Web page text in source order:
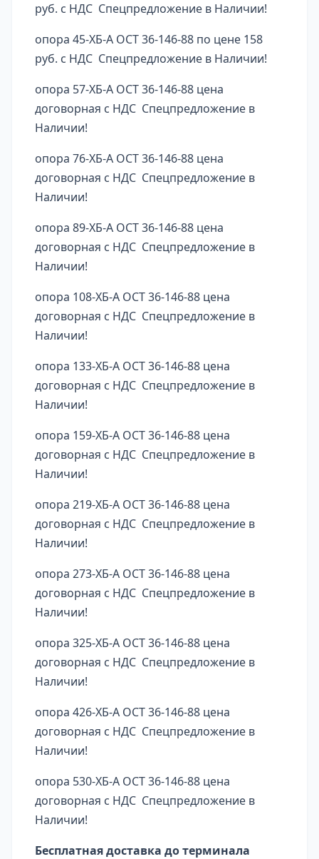
руб. с НДС Спецпредложение в Наличии!
опора 45-ХБ-А ОСТ 36-146-88 по цене 158
руб. с НДС Спецпредложение в Наличии!
опора 57-ХБ-А ОСТ 36-146-88 цена
договорная с НДС Спецпредложение в
Наличии!
опора 76-ХБ-А ОСТ 36-146-88 цена
договорная с НДС Спецпредложение в
Наличии!
опора 89-ХБ-А ОСТ 36-146-88 цена
договорная с НДС Спецпредложение в
Наличии!
опора 108-ХБ-А ОСТ 36-146-88 цена
договорная с НДС Спецпредложение в
Наличии!
опора 133-ХБ-А ОСТ 36-146-88 цена
договорная с НДС Спецпредложение в
Наличии!
опора 159-ХБ-А ОСТ 36-146-88 цена
договорная с НДС Спецпредложение в
Наличии!
опора 219-ХБ-А ОСТ 36-146-88 цена
договорная с НДС Спецпредложение в
Наличии!
опора 273-ХБ-А ОСТ 36-146-88 цена
договорная с НДС Спецпредложение в
Наличии!
опора 325-ХБ-А ОСТ 36-146-88 цена
договорная с НДС Спецпредложение в
Наличии!
опора 426-ХБ-А ОСТ 36-146-88 цена
договорная с НДС Спецпредложение в
Наличии!
опора 530-ХБ-А ОСТ 36-146-88 цена
договорная с НДС Спецпредложение в
Наличии!
Бесплатная доставка до терминала